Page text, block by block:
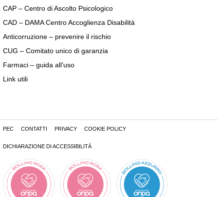
CAP – Centro di Ascolto Psicologico
CAD – DAMA Centro Accoglienza Disabilità
Anticorruzione – prevenire il rischio
CUG – Comitato unico di garanzia
Farmaci – guida all’uso
Link utili
PEC CONTATTI PRIVACY COOKIE POLICY
DICHIARAZIONE DI ACCESSIBILITÀ